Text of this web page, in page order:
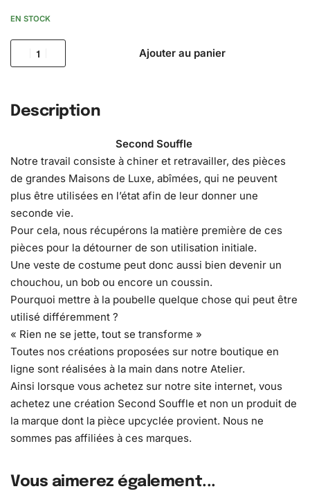
EN STOCK
Ajouter au panier
Description
Second Souffle
Notre travail consiste à chiner et retravailler, des pièces
de grandes Maisons de Luxe, abîmées, qui ne peuvent
plus être utilisées en l’état afin de leur donner une
seconde vie.
Pour cela, nous récupérons la matière première de ces
pièces pour la détourner de son utilisation initiale.
Une veste de costume peut donc aussi bien devenir un
chouchou, un bob ou encore un coussin.
Pourquoi mettre à la poubelle quelque chose qui peut être
utilisé différemment ?
« Rien ne se jette, tout se transforme »
Toutes nos créations proposées sur notre boutique en
ligne sont réalisées à la main dans notre Atelier.
Ainsi lorsque vous achetez sur notre site internet, vous
achetez une création Second Souffle et non un produit de
la marque dont la pièce upcyclée provient. Nous ne
sommes pas affiliées à ces marques.
Vous aimerez également...